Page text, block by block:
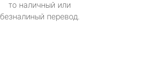
то наличный или
безналиный перевод.